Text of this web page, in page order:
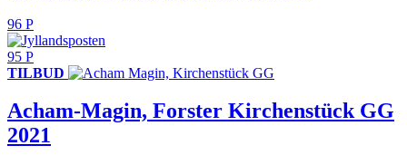
96 P
95 P
TILBUD
Acham-Magin, Forster Kirchenstück GG
2021